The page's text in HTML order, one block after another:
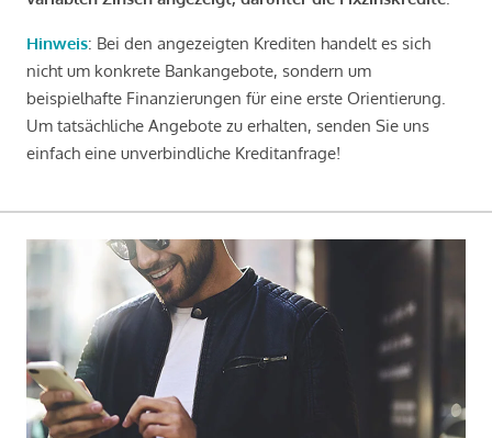
Hinweis: Bei den angezeigten Krediten handelt es sich
nicht um konkrete Bankangebote, sondern um
beispielhafte Finanzierungen für eine erste Orientierung.
Um tatsächliche Angebote zu erhalten, senden Sie uns
einfach eine unverbindliche Kreditanfrage!